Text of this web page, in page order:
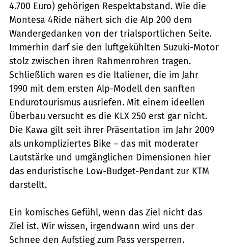
4.700 Euro) gehörigen Respektabstand. Wie die
Montesa 4Ride nähert sich die Alp 200 dem
Wandergedanken von der trialsportlichen Seite.
Immerhin darf sie den luftgekühlten Suzuki-Motor
stolz zwischen ihren Rahmenrohren tragen.
Schließlich waren es die Italiener, die im Jahr
1990 mit dem ersten Alp-Modell den sanften
Endurotourismus ausriefen. Mit einem ideellen
Überbau versucht es die KLX 250 erst gar nicht.
Die Kawa gilt seit ihrer Präsentation im Jahr 2009
als unkompliziertes Bike – das mit moderater
Lautstärke und umgänglichen Dimensionen hier
das enduristische Low-Budget-Pendant zur KTM
darstellt.
Ein komisches Gefühl, wenn das Ziel nicht das
Ziel ist. Wir wissen, irgendwann wird uns der
Schnee den Aufstieg zum Pass versperren.